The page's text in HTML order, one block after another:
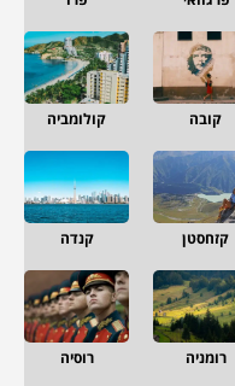
קובה קולומביה
קזחסטן קנדה
רומניה רוסיה